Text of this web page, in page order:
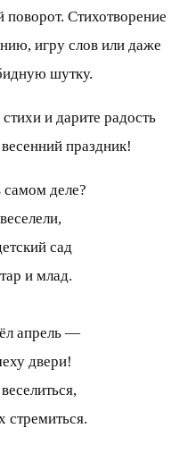
Стихотворение
игру слов или даже
шутку.
и дарите радость
праздник!
самом деле?
сад
и млад.
апрель —
двери!
стремиться.